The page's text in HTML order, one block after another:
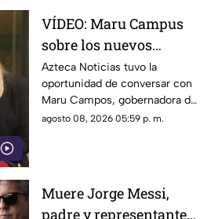
VÍDEO: Maru Campus
sobre los nuevos
lineamientos y señala
que son un riesgo para
la libertad de expresión
Azteca Noticias tuvo la
oportunidad de conversar con
Maru Campos, gobernadora de
Chihuahua, quien habló sobre
convertirse en una forma de
censura impulsada desde el
agosto 08, 2026 05:59 p. m.
Muere Jorge Messi,
padre y representante